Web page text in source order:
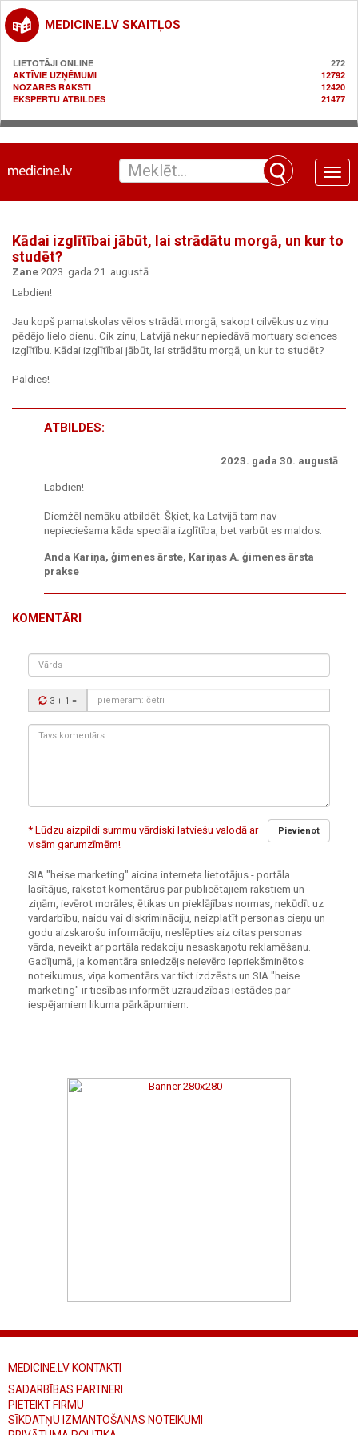
MEDICINE.LV SKAITĻOS
LIETOTĀJI ONLINE
272
AKTĪVIE UZŅĒMUMI
12792
NOZARES RAKSTI
12420
EKSPERTU ATBILDES
21477
Toggle
Kādai izglītībai jābūt, lai strādātu morgā, un kur to
studēt?
Zane 2023. gada 21. augustā
Labdien!
Jau kopš pamatskolas vēlos strādāt morgā, sakopt cilvēkus uz viņu
pēdējo lielo dienu. Cik zinu, Latvijā nekur nepiedāvā mortuary sciences
izglītību. Kādai izglītībai jābūt, lai strādātu morgā, un kur to studēt?
Paldies!
ATBILDES:
2023. gada 30. augustā
Labdien!
Diemžēl nemāku atbildēt. Šķiet, ka Latvijā tam nav
nepieciešama kāda speciāla izglītība, bet varbūt es maldos.
Anda Kariņa, ģimenes ārste, Kariņas A. ģimenes ārsta
prakse
KOMENTĀRI
Vārds
Drošības
kods:
3 + 1 =
Tavs
Pievienot
* Lūdzu aizpildi summu vārdiski latviešu valodā ar
visām garumzīmēm!
SIA "heise marketing" aicina interneta lietotājus - portāla
lasītājus, rakstot komentārus par publicētajiem rakstiem un
ziņām, ievērot morāles, ētikas un pieklājības normas, nekūdīt uz
vardarbību, naidu vai diskrimināciju, neizplatīt personas cieņu un
godu aizskarošu informāciju, neslēpties aiz citas personas
vārda, neveikt ar portāla redakciju nesaskaņotu reklamēšanu.
Gadījumā, ja komentāra sniedzējs neievēro iepriekšminētos
noteikumus, viņa komentārs var tikt izdzēsts un SIA "heise
marketing" ir tiesības informēt uzraudzības iestādes par
iespējamiem likuma pārkāpumiem.
MEDICINE.LV KONTAKTI
SADARBĪBAS PARTNERI
PIETEIKT FIRMU
SĪKDATŅU IZMANTOŠANAS NOTEIKUMI